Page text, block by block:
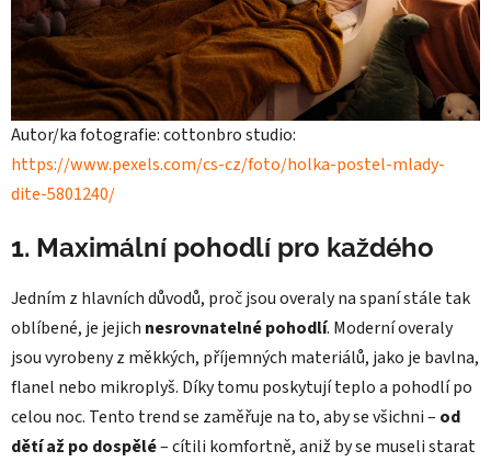
Autor/ka fotografie: cottonbro studio:
https://www.pexels.com/cs-cz/foto/holka-postel-mlady-
dite-5801240/
1. Maximální pohodlí pro každého
Jedním z hlavních důvodů, proč jsou overaly na spaní stále tak
oblíbené, je jejich nesrovnatelné pohodlí. Moderní overaly
jsou vyrobeny z měkkých, příjemných materiálů, jako je bavlna,
flanel nebo mikroplyš. Díky tomu poskytují teplo a pohodlí po
celou noc. Tento trend se zaměřuje na to, aby se všichni – od
dětí až po dospělé– cítili komfortně, aniž by se museli starat